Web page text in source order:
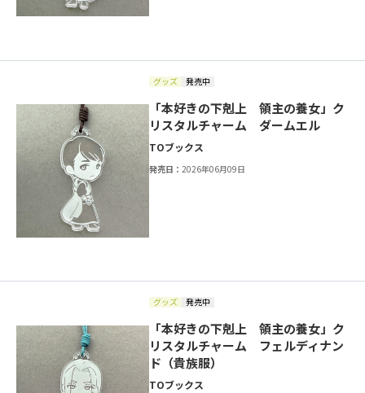
グッズ 発売中
「本好きの下剋上 領主の養女」ク
リスタルチャーム ダームエル
TOブックス
発売日：2026年06月09日
グッズ 発売中
「本好きの下剋上 領主の養女」ク
リスタルチャーム フェルディナン
ド（貴族服）
TOブックス